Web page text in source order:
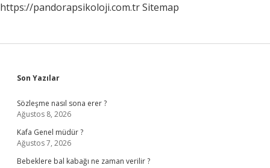
https://pandorapsikoloji.com.trSitemap
Sidebar
Son Yazılar
Sözleşme nasıl sona erer ?
Ağustos 8, 2026
Kafa Genel müdür ?
Ağustos 7, 2026
Bebeklere bal kabağı ne zaman verilir ?